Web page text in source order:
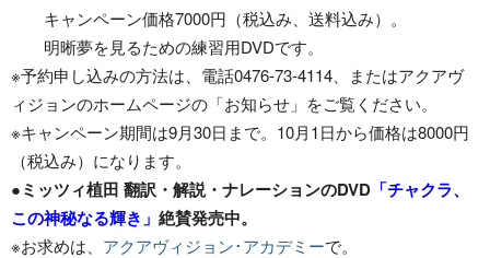
キャンペーン価格7000円（税込み、送料込み）。
明晰夢を見るための練習用DVDです。
※予約申し込みの方法は、電話0476-73-4114、またはアクアヴ
ィジョンのホームページの「お知らせ」をご覧ください。
※キャンペーン期間は9月30日まで。10月1日から価格は8000円
（税込み）になります。
●ミッツィ植田 翻訳・解説・ナレーションのDVD 「チャクラ、
この神秘なる輝き」 絶賛発売中。
※お求めは、 アクアヴィジョン･アカデミーで。